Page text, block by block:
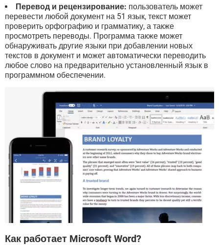
Перевод и рецензирование: пользователь может
перевести любой документ на 51 язык, текст может
проверить орфографию и грамматику, а также
просмотреть переводы. Программа также может
обнаруживать другие языки при добавлении новых
текстов в документ и может автоматически переводить
любое слово на предварительно установленный язык в
программном обеспечении.
Как работает Microsoft Word?